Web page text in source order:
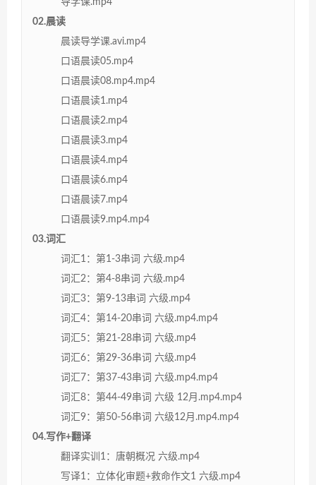
导学课.mp4
02.晨读
晨读导学课.avi.mp4
口语晨读05.mp4
口语晨读08.mp4.mp4
口语晨读1.mp4
口语晨读2.mp4
口语晨读3.mp4
口语晨读4.mp4
口语晨读6.mp4
口语晨读7.mp4
口语晨读9.mp4.mp4
03.词汇
词汇1：第1-3串词 六级.mp4
词汇2：第4-8串词 六级.mp4
词汇3：第9-13串词 六级.mp4
词汇4：第14-20串词 六级.mp4.mp4
词汇5：第21-28串词 六级.mp4
词汇6：第29-36串词 六级.mp4
词汇7：第37-43串词 六级.mp4.mp4
词汇8：第44-49串词 六级 12月.mp4.mp4
词汇9：第50-56串词 六级12月.mp4.mp4
04.写作+翻译
翻译实训1：唐朝概况 六级.mp4
写译1：立体化审题+救命作文1 六级.mp4